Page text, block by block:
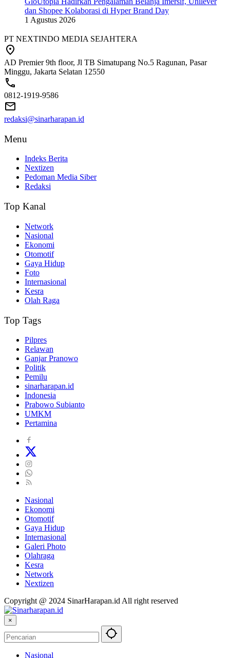
dan Shopee Kolaborasi di Hyper Brand Day
1 Agustus 2026
PT NEXTINDO MEDIA SEJAHTERA
AD Premier 9th floor, Jl TB Simatupang No.5 Ragunan, Pasar
Minggu, Jakarta Selatan 12550
0812-1919-9586
redaksi@sinarharapan.id
Menu
Indeks Berita
Nextizen
Pedoman Media Siber
Redaksi
Top Kanal
Network
Nasional
Ekonomi
Otomotif
Gaya Hidup
Foto
Internasional
Kesra
Olah Raga
Top Tags
Pilpres
Relawan
Ganjar Pranowo
Politik
Pemilu
sinarharapan.id
Indonesia
Prabowo Subianto
UMKM
Pertamina
Nasional
Ekonomi
Otomotif
Gaya Hidup
Internasional
Galeri Photo
Olahraga
Kesra
Network
Nextizen
Copyright @ 2024 SinarHarapan.id All right reserved
×
Nasional